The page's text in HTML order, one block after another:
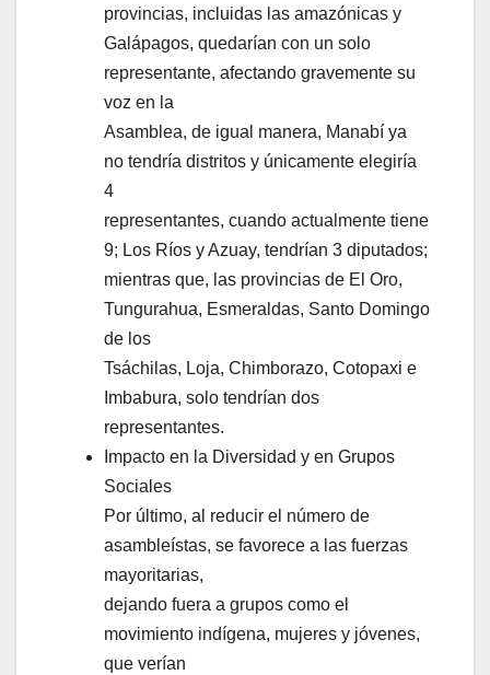
provincias, incluidas las amazónicas y
Galápagos, quedarían con un solo
representante, afectando gravemente su
voz en la
Asamblea, de igual manera, Manabí ya
no tendría distritos y únicamente elegiría
4
representantes, cuando actualmente tiene
9; Los Ríos y Azuay, tendrían 3 diputados;
mientras que, las provincias de El Oro,
Tungurahua, Esmeraldas, Santo Domingo
de los
Tsáchilas, Loja, Chimborazo, Cotopaxi e
Imbabura, solo tendrían dos
representantes.
Impacto en la Diversidad y en Grupos
Sociales
Por último, al reducir el número de
asambleístas, se favorece a las fuerzas
mayoritarias,
dejando fuera a grupos como el
movimiento indígena, mujeres y jóvenes,
que verían